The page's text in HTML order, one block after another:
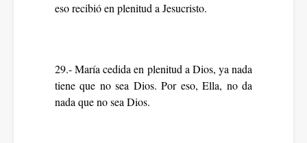
eso recibió en plenitud a Jesucristo.
29.- María cedida en plenitud a Dios, ya nada
tiene que no sea Dios. Por eso, Ella, no da
nada que no sea Dios.